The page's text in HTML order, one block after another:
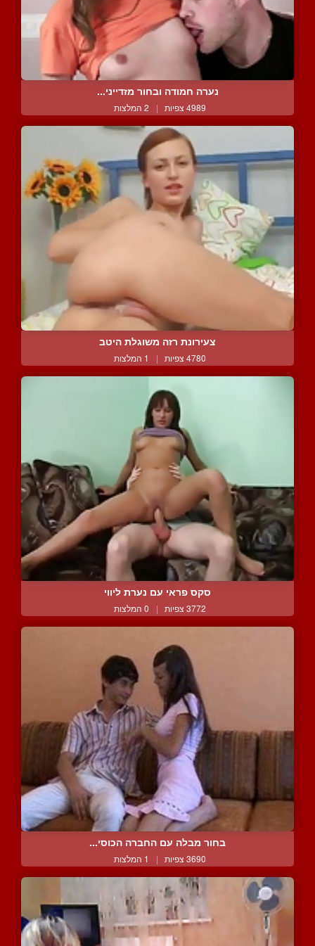
נערה חמודה ובחור מזדייני...
4989 צפיות | 2 המלצות
צעירונת רזה משוגלת היטב
4780 צפיות | 1 המלצות
סקס פראי עם נערת ליווי
3772 צפיות | 0 המלצות
בחור מבלה עם החברה הכוסי...
3690 צפיות | 1 המלצות